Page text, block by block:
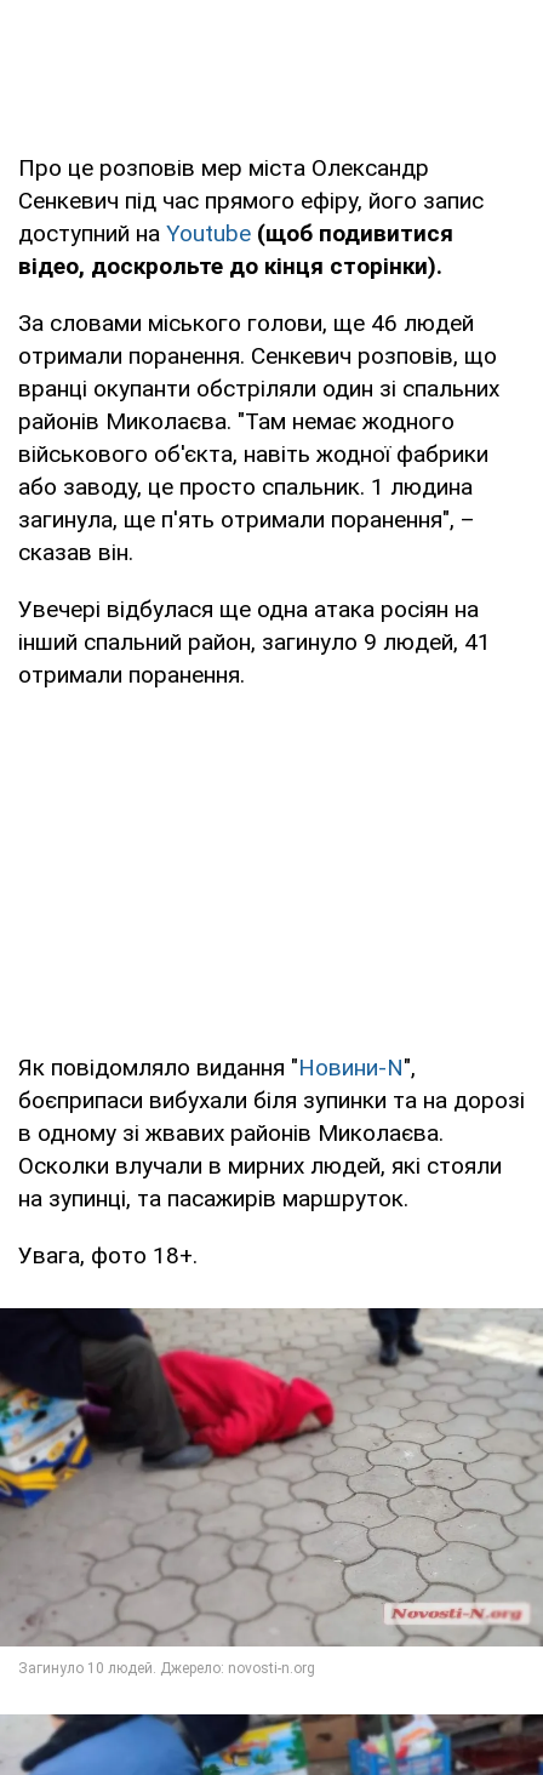
Про це розповів мер міста Олександр
Сенкевич під час прямого ефіру, його запис
доступний на Youtube (щоб подивитися
відео, доскрольте до кінця сторінки).
За словами міського голови, ще 46 людей
отримали поранення. Сенкевич розповів, що
вранці окупанти обстріляли один зі спальних
районів Миколаєва. "Там немає жодного
військового об'єкта, навіть жодної фабрики
або заводу, це просто спальник. 1 людина
загинула, ще п'ять отримали поранення", –
сказав він.
Увечері відбулася ще одна атака росіян на
інший спальний район, загинуло 9 людей, 41
отримали поранення.
Як повідомляло видання "Новини-N",
боєприпаси вибухали біля зупинки та на дорозі
в одному зі жвавих районів Миколаєва.
Осколки влучали в мирних людей, які стояли
на зупинці, та пасажирів маршруток.
Увага, фото 18+.